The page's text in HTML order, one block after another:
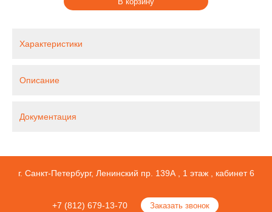
Характеристики
Описание
Документация
г. Санкт-Петербург, Ленинский пр. 139А , 1 этаж , кабинет 6
+7 (812) 679-13-70 Заказать звонок